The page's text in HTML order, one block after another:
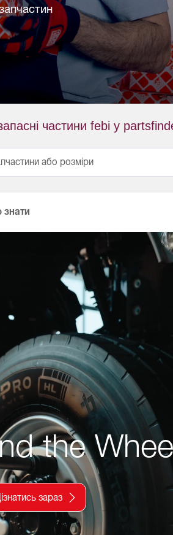
частини febi у
знати
the
зараз